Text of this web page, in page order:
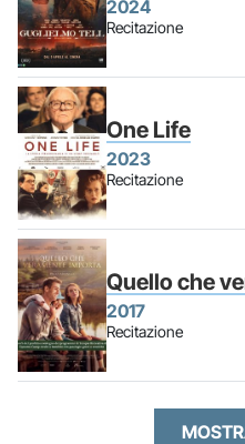
2024
Recitazione
One Life
2023
Recitazione
Quello che
2017
Recitazione